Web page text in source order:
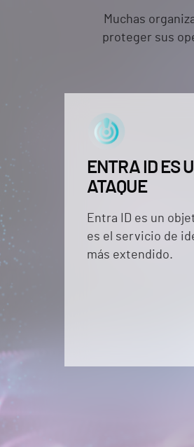
Muchas
proteger sus
ENTRA ID ES
ATAQUE
Entra ID es un
es el servicio de
más extendido.